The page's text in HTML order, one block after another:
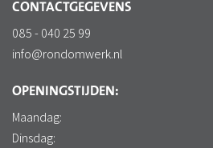
CONTACTGEGEVENS
085 - 040 25 99
info@rondomwerk.nl
OPENINGSTIJDEN:
Maandag:
Dinsdag: